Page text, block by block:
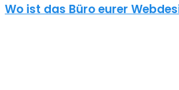
Wo ist das Büro eurer